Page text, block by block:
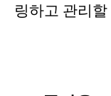
링하고 관리